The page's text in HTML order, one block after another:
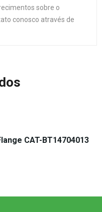
sobre o
conosco através de
CAT-BT14704013